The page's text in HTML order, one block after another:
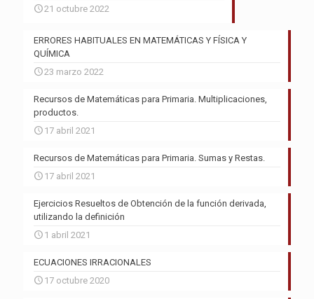
21 octubre 2022
ERRORES HABITUALES EN MATEMÁTICAS Y FÍSICA Y
QUÍMICA
23 marzo 2022
Recursos de Matemáticas para Primaria. Multiplicaciones,
productos.
17 abril 2021
Recursos de Matemáticas para Primaria. Sumas y Restas.
17 abril 2021
Ejercicios Resueltos de Obtención de la función derivada,
utilizando la definición
1 abril 2021
ECUACIONES IRRACIONALES
17 octubre 2020